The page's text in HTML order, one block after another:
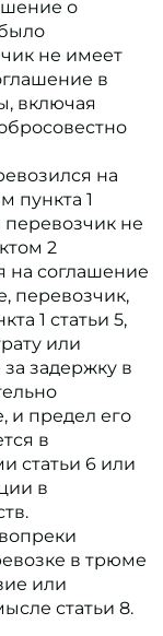
о
не имеет
в
включая
на
пункта 1
перевозчик не
2
на соглашение
перевозчик,
1 статьи 5,
или
задержку в
и предел его
в
статьи 6 или
в
в трюме
или
статьи 8.